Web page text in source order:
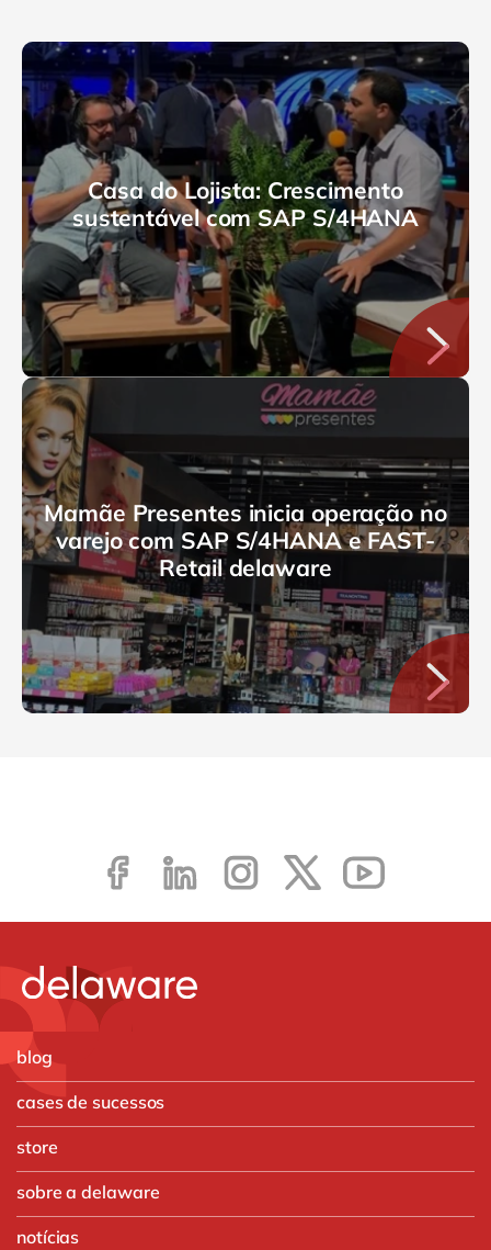
Casa do Lojista: Crescimento
sustentável com SAP S/4HANA
Mamãe Presentes inicia operação no
varejo com SAP S/4HANA e FAST-
Retail delaware
blog
cases de sucessos
store
sobre a delaware
notícias